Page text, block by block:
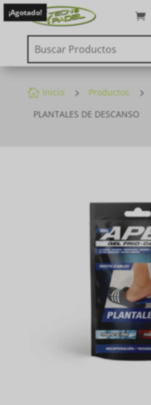
¡Agotado!
 Inicio 5 Productos 5
PLANTALES DE DESCANSO